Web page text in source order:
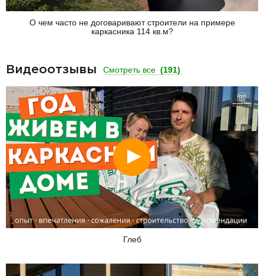
О чем часто не договаривают строители на примере
каркасника 114 кв.м?
Видеоотзывы Смотреть все (191)
Смотреть
Глеб